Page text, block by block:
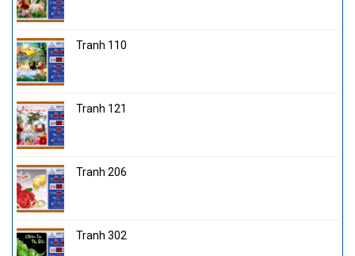
Tranh 110
Tranh 121
Tranh 206
Tranh 302